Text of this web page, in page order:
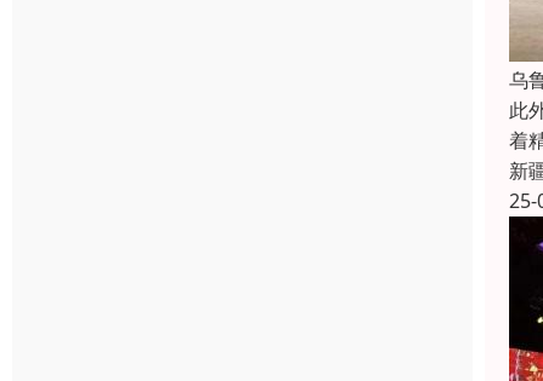
乌
此
着
新
25-